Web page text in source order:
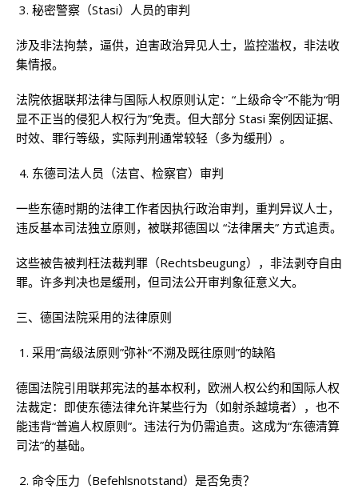
秘密警察（Stasi）人员的审判
涉及非法拘禁，逼供，迫害政治异见人士，监控滥权，非法收
集情报。
法院依据联邦法律与国际人权原则认定：“上级命令”不能为“明
显不正当的侵犯人权行为”免责。但大部分 Stasi 案例因证据、
时效、罪行等级，实际判刑通常较轻（多为缓刑）。
东德司法人员（法官、检察官）审判
一些东德时期的法律工作者因执行政治审判，重判异议人士，
违反基本司法独立原则，被联邦德国以 “法律屠夫” 方式追责。
这些被告被判枉法裁判罪（Rechtsbeugung），非法剥夺自由
罪。许多判决也是缓刑，但司法公开审判象征意义大。
三、德国法院采用的法律原则
采用“高级法原则”弥补“不溯及既往原则”的缺陷
德国法院引用联邦宪法的基本权利，欧洲人权公约和国际人权
法裁定：即使东德法律允许某些行为（如射杀越境者），也不
能违背“普遍人权原则”。违法行为仍需追责。这成为“东德清算
司法”的基础。
命令压力（Befehlsnotstand）是否免责？